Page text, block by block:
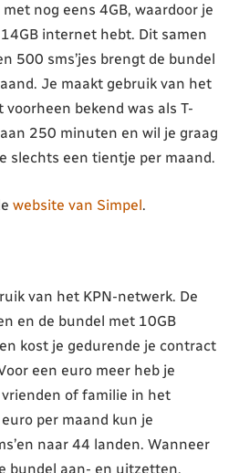
nog eens 4GB, waardoor je
internet hebt. Dit samen
500 sms’jes brengt de bundel
Je maakt gebruik van het
bekend was als T-
250 minuten en wil je graag
slechts een tientje per maand.
website van Simpel.
van het KPN-netwerk. De
en de bundel met 10GB
kost je gedurende je contract
een euro meer heb je
of familie in het
per maand kun je
naar 44 landen. Wanneer
bundel aan- en uitzetten.